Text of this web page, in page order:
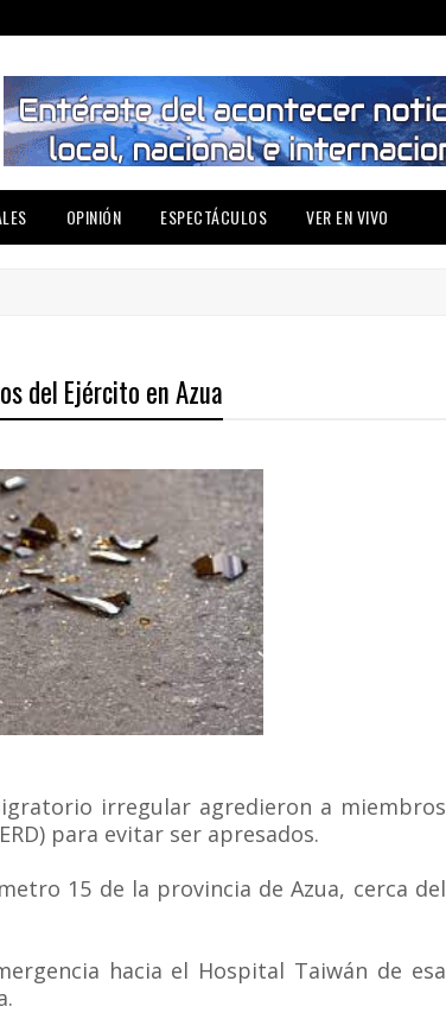
OPINIÓN ESPECTÁCULOS VER EN VIVO
del Ejército en Azua
irregular agredieron a miembros
para evitar ser apresados.
15 de la provincia de Azua, cerca del
hacia el Hospital Taiwán de esa